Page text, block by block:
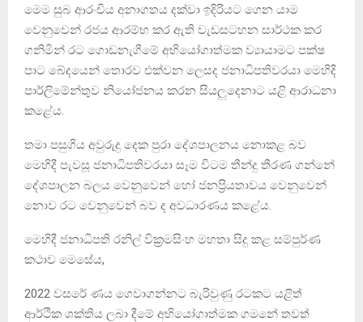
මෙම සුබ ආරංචිය අනාගතය දක්වා ඉදිරියට ගෙන යාම
වෙනුවෙන් රජය ආරම්භ කර ඇති වැඩසටහන සාර්ථක කර
ගනිමින් රට ගොඩනැගීමේ අභියෝගාත්මක ව්‍යායාමට පක්ෂ
පාට බේදයෙන් තොරව එක්වන ලෙසද ජනාධිපතිවරයා මෙහිදි
පාර්ලිමේන්තුව නියෝජනය කරන සියලුදෙනාට යළි ආරාධනා
කළේය.
තමා පසුගිය අවුරුදු දෙක පුරා දේශපාලනය නොකළ බව
මෙහිදී පැවසූ ජනාධිපතිවරයා සෑම විටම තීන්දු තීරණ ගන්නේ
දේශපාලන බලය වෙනුවෙන් හෝ ජනප්‍රියතාවය වෙනුවෙන්
නොව රට වෙනුවෙන් බව ද අවධාරණය කළේය.
මෙහිදී ජනාධිපති රනිල් වික්‍රමසිංහ මහතා සිදු කළ සම්පුර්ණ
කථාව මෙසේය,
2022 වසරේ ණය ගෙවාගන්නට බැරිවුණු රටකට යළිත්
ආර්ථික ශක්තිය ලබා දීමේ අභියෝගාත්මක ගමනේ තවත්